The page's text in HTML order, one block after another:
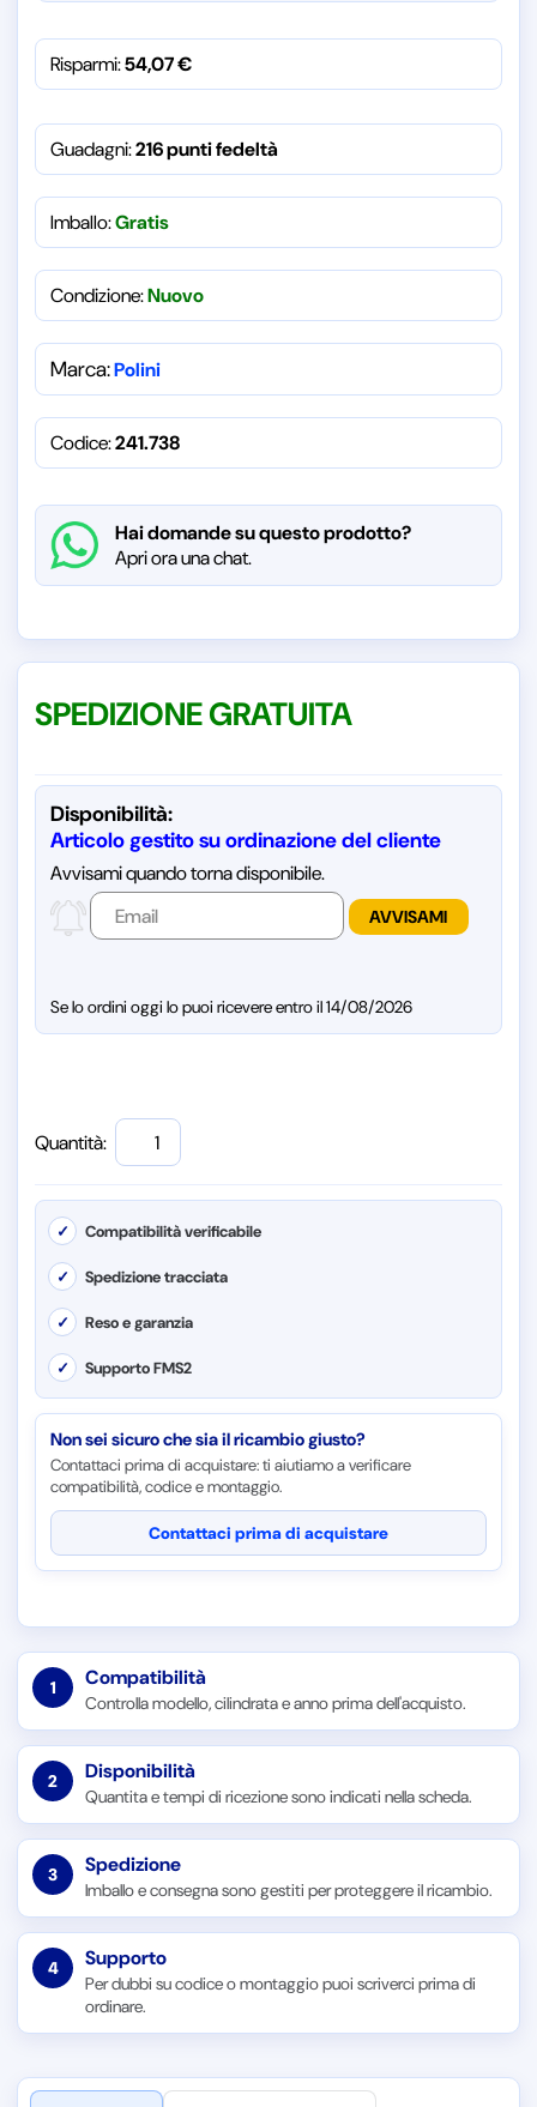
Risparmi:54,07€
Guadagni:216 punti fedeltà
Imballo:Gratis
Condizione:Nuovo
Marca:Polini
Codice:241.738
Hai domande su questo prodotto?
Apri ora una chat.
SPEDIZIONE GRATUITA
Disponibilità:
Articolo gestito su ordinazione del cliente
Avvisami quando torna disponibile.
Se lo ordini oggi lo puoi ricevere entro il 14/08/2026
Quantità:
✓ Compatibilità verificabile
✓ Spedizione tracciata
✓ Reso e garanzia
✓ Supporto FMS2
Non sei sicuro che sia il ricambio giusto?
Contattaci prima di acquistare: ti aiutiamo a verificare
compatibilità, codice e montaggio.
Contattaci prima di acquistare
1 Compatibilità
Controlla modello, cilindrata e anno prima dell'acquisto.
2 Disponibilità
Quantita e tempi di ricezione sono indicati nella scheda.
3 Spedizione
Imballo e consegna sono gestiti per proteggere il ricambio.
4 Supporto
Per dubbi su codice o montaggio puoi scriverci prima di
ordinare.